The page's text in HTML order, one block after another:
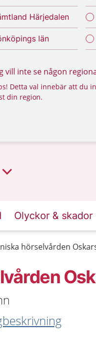
Härjedalen
län
vill inte se någon
Detta val innebär att du
din region.
Olyckor & skador
hörselvården